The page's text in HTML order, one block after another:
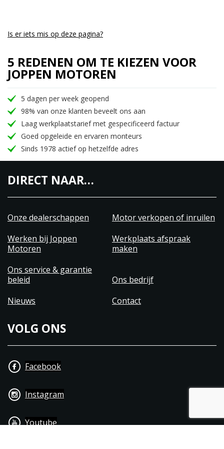
Is er iets mis op deze pagina?
5 REDENEN OM TE KIEZEN VOOR
JOPPEN MOTOREN
5 dagen per week geopend
98% van onze klanten beveelt ons aan
Laag werkplaatstarief met gespecificeerd factuur
Goed opgeleide en ervaren monteurs
Sinds 1978 actief op hetzelfde adres
DIRECT NAAR…
Onze dealerschappen
Motor verkopen of inruilen
Werken bij Joppen
Motoren
Werkplaats afspraak
maken
Ons service & garantie
beleid
Ons bedrijf
Nieuws
Contact
VOLG ONS
Facebook
Instagram
Youtube